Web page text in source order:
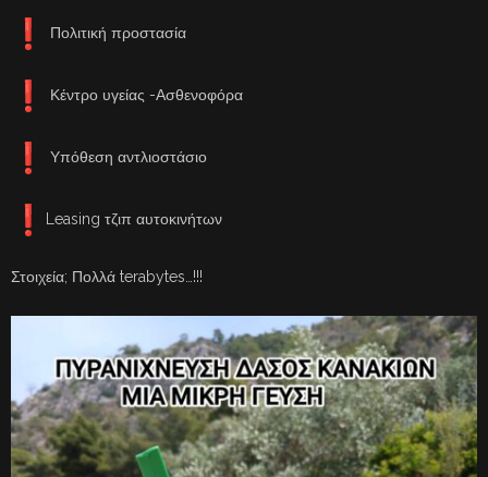
Πολιτική προστασία
Κέντρο υγείας -Ασθενοφόρα
Υπόθεση αντλιοστάσιο
Leasing τζιπ αυτοκινήτων
Στοιχεία; Πολλά terabytes…!!!